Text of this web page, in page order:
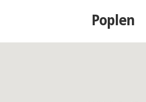
Poplen